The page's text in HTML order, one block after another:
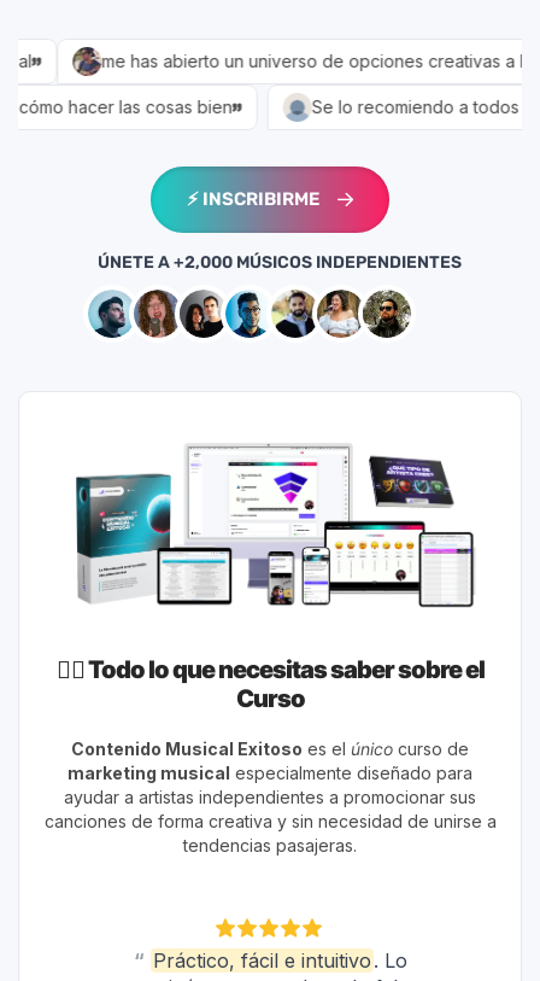
⚡️ INSCRIBIRME
👇🏼 Todo lo que necesitas saber sobre el
Curso
Contenido Musical Exitoso es el único curso de
marketing musical especialmente diseñado para
ayudar a artistas independientes a promocionar sus
canciones de forma creativa y sin necesidad de unirse a
tendencias pasajeras.